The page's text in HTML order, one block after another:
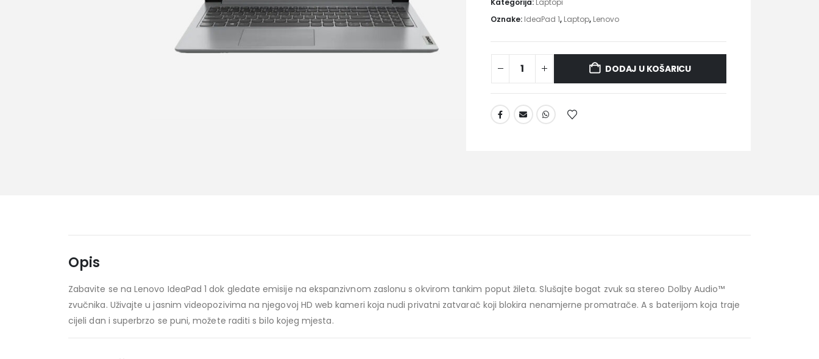
Oznake: IdeaPad 1, Laptop, Lenovo
DODAJ U KOŠARICU
Opis
Zabavite se na Lenovo IdeaPad 1 dok gledate emisije na ekspanzivnom zaslonu s okvirom tankim poput žileta. Slušajte bogat zvuk sa stereo Dolby Audio™
zvučnika. Uživajte u jasnim videopozivima na njegovoj HD web kameri koja nudi privatni zatvarač koji blokira nenamjerne promatrače. A s baterijom koja traje
cijeli dan i superbrzo se puni, možete raditi s bilo kojeg mjesta.